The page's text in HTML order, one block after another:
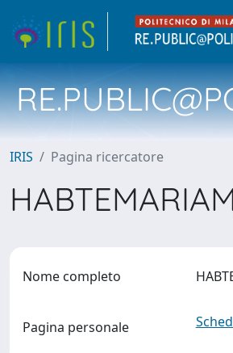
IRIS Pagina ricercatore
Nome completo
Pagina personale